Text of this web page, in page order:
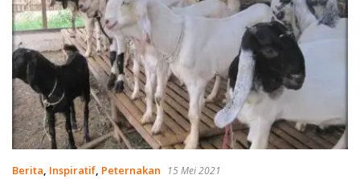
Berita, Inspiratif, Peternakan 15 Mei 2021